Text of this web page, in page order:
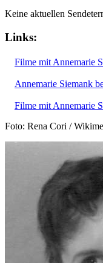
Keine aktuellen
Links:
Filme mit Annemarie
Annemarie Siemank
Filme mit Annemarie
Foto: Rena Cori /